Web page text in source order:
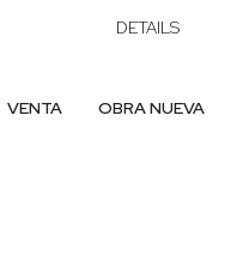
DETAILS
OBRA NUEVA
VENTA